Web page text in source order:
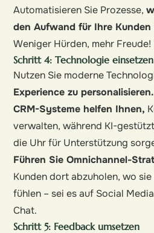
Automatisieren Sie Prozesse,
den Aufwand für Ihre Kunden
Weniger Hürden, mehr Freude!
Schritt 4: Technologie einsetzen
Nutzen Sie moderne
Experience zu personalisieren.
CRM-Systeme helfen Ihnen,
verwalten, während KI-
die Uhr für Unterstützung
Führen Sie Omnichannel-
Kunden dort abzuholen, wo
fühlen – sei es auf Social
Chat.
Schritt 5: Feedback umsetzen